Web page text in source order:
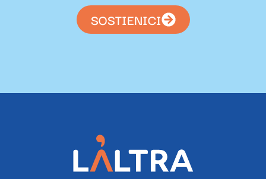
SOSTIENICI